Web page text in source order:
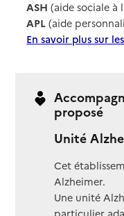
ASH (aide sociale à
APL (aide
En savoir plus sur
proposé
Unité
Cet
Alzheimer.
Une unité